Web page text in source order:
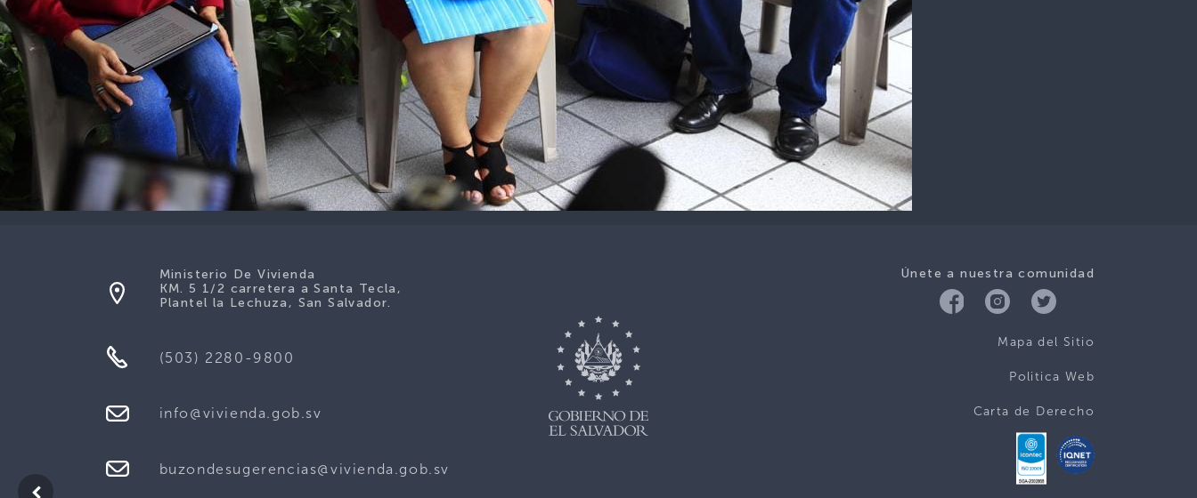
Únete a nuestra comunidad
Mapa del Sitio
Politica Web
Carta de Derecho
Ministerio De Vivienda
KM. 5 1/2 carretera a Santa Tecla,
Plantel la Lechuza, San Salvador.
(503) 2280-9800
info@vivienda.gob.sv
buzondesugerencias@vivienda.gob.sv